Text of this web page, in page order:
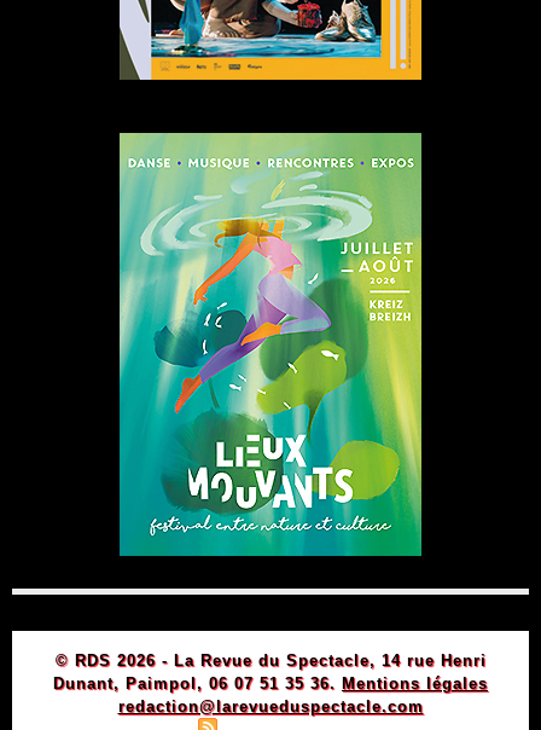
© RDS 2026 - La Revue du Spectacle, 14 rue Henri
Dunant, Paimpol, 06 07 51 35 36. Mentions légales
redaction@larevueduspectacle.com